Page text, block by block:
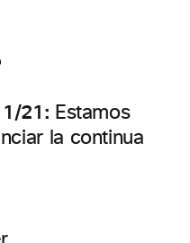
21: Estamos
la continua